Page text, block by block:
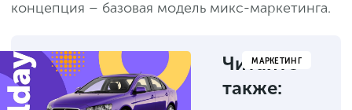
концепция – базовая модель микс-маркетинга.
МАРКЕТИНГ
Читайте
также: